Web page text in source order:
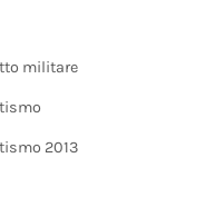
militare
2013